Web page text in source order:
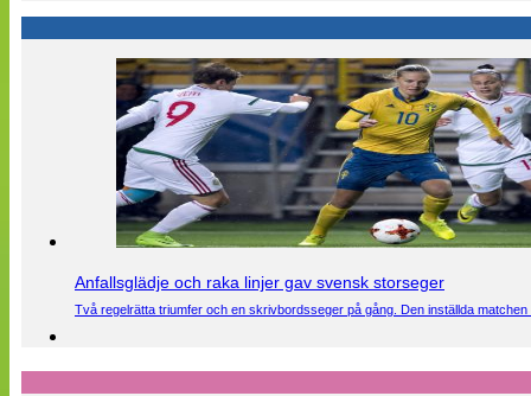
Anfallsglädje och raka linjer gav svensk storseger
Två regelrätta triumfer och en skrivbordsseger på gång. Den inställda